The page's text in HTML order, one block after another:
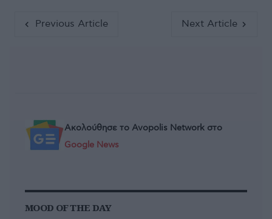
Previous Article Next Article
Ακολούθησε το Avopolis Network στο
Google News
MOOD OF THE DAY